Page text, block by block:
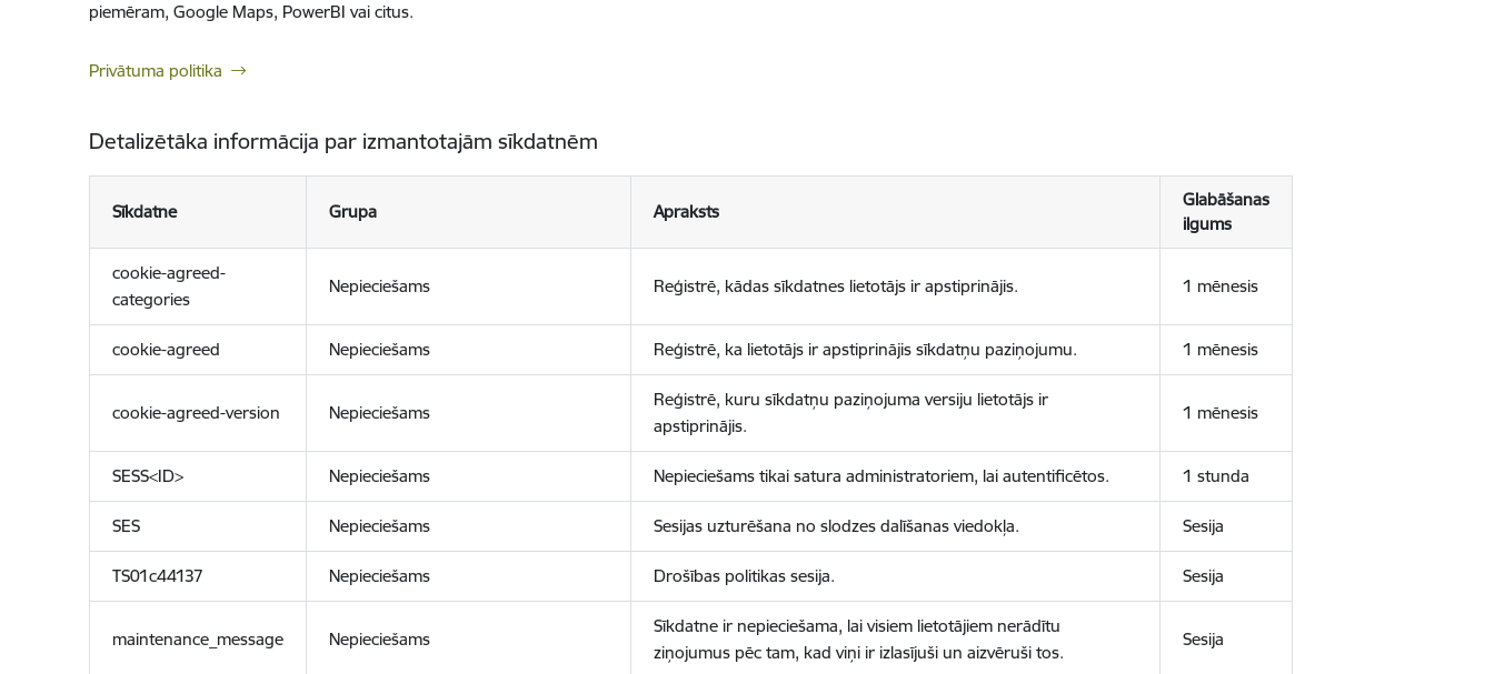
piemēram, Google Maps, PowerBI vai citus.
Privātuma politika
Detalizētāka informācija par izmantotajām sīkdatnēm
Sīkdatne Grupa Apraksts
Glabāšanas
ilgums
cookie-agreed-
categories
Nepieciešams Reģistrē, kādas sīkdatnes lietotājs ir apstiprinājis. 1 mēnesis
cookie-agreed Nepieciešams Reģistrē, ka lietotājs ir apstiprinājis sīkdatņu paziņojumu. 1 mēnesis
cookie-agreed-version Nepieciešams
Reģistrē, kuru sīkdatņu paziņojuma versiju lietotājs ir
apstiprinājis.
1 mēnesis
SESS<ID> Nepieciešams Nepieciešams tikai satura administratoriem, lai autentificētos. 1 stunda
SES Nepieciešams Sesijas uzturēšana no slodzes dalīšanas viedokļa. Sesija
TS01c44137 Nepieciešams Drošības politikas sesija. Sesija
maintenance_message Nepieciešams
Sīkdatne ir nepieciešama, lai visiem lietotājiem nerādītu
ziņojumus pēc tam, kad viņi ir izlasījuši un aizvēruši tos.
Sesija